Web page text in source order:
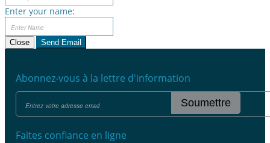
Enter your name:
Close Send Email
Abonnez-vous à la lettre d'information
Soumettre
Faites confiance en ligne